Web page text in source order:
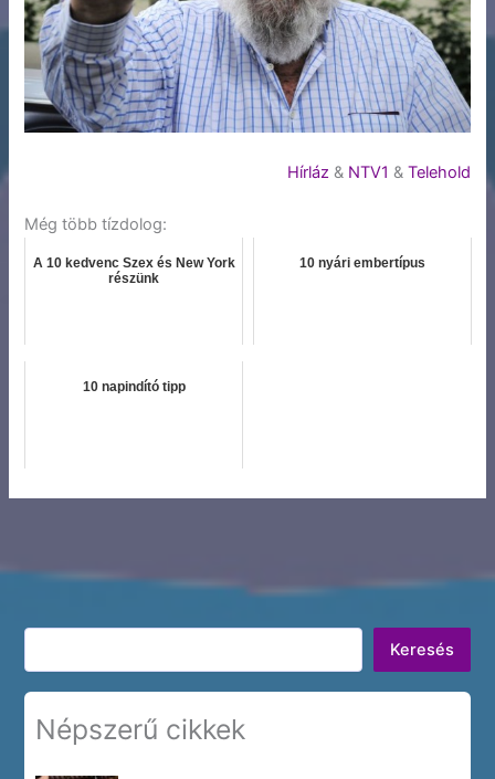
Hírláz& NTV1 & Telehold
Még több tízdolog:
A 10 kedvenc Szex és New York
részünk
10 nyári embertípus
10 napindító tipp
Keresés
Keresés
Népszerű cikkek